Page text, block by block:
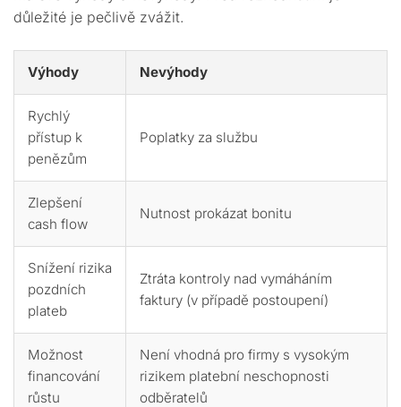
důležité je pečlivě zvážit.
Výhody Nevýhody
Rychlý
přístup k
penězům
Poplatky za službu
Zlepšení
cash flow
Nutnost prokázat bonitu
Snížení rizika
pozdních
plateb
Ztráta kontroly nad vymáháním
faktury (v případě postoupení)
Možnost
financování
růstu
Není vhodná pro firmy s vysokým
rizikem platební neschopnosti
odběratelů